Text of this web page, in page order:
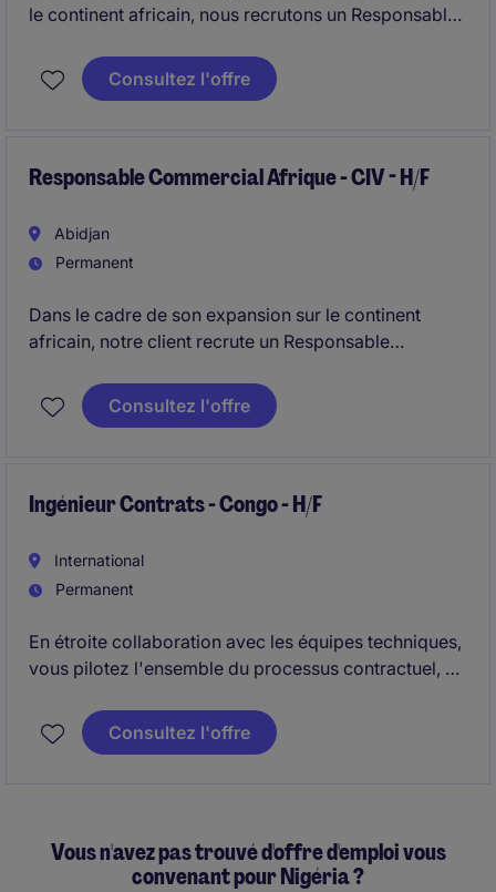
le continent africain, nous recrutons un Responsable
sécuriser les projets en cours et de structurer le
développement en Afrique de l'Ouest et centrale.
Consultez l'offre
Responsable Commercial Afrique - CIV - H/F
Abidjan
Permanent
Dans le cadre de son expansion sur le continent
africain, notre client recrute un Responsable
commercialisation et accélérer le développement de
son portefeuille.
Consultez l'offre
Ingénieur Contrats - Congo - H/F
International
Permanent
En étroite collaboration avec les équipes techniques,
vous pilotez l'ensemble du processus contractuel, de
contrats.
Consultez l'offre
Vous n'avez pas trouvé d'offre d'emploi vous
convenant pour Nigéria ?